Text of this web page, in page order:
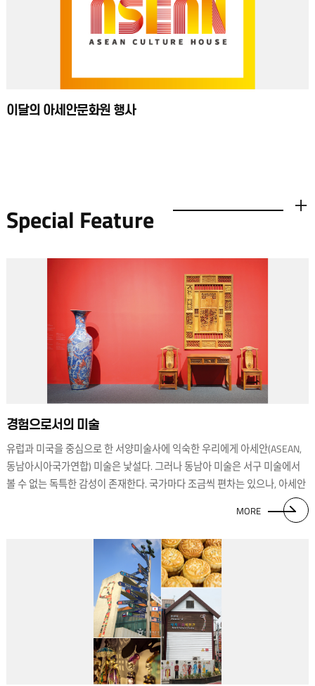
접속하면 아세안과 한국의 감성이 어우러진 음악회를 감상할 수 있다. 모든
공연은 공개된 날로부터 2년간 계속된다.
이달의 아세안문화원 행사​​​
Special Feature
경험으로서의 미술
유럽과 미국을 중심으로 한 서양미술사에 익숙한 우리에게 아세안(ASEAN,
동남아시아국가연합) 미술은 낯설다. 그러나 동남아 미술은 서구 미술에서
볼 수 없는 독특한 감성이 존재한다. 국가마다 조금씩 편차는 있으나, 아세안
특유의 정체성이 녹아 있는 것도 사실이다. 동남아시아 미술의 텃밭은 불교
미술과 힌두교 미술이다. 기원 초부터 인도 문화권에 포함되면서 미술 역시
자연스럽게 그 일부가 될 수밖에 없었다. 근대에는 혼종 문화로 대변된다.
토착 문화에 영국, 미국, 포르투갈, 에스파냐, 네덜란드 등에 의한 서구 식민
통치의 문화가 섞이면서 그들만의 특별한 예술 세계가 만들어졌다. 동남아
현대미술은 이러한 지리적·역사적 배경을 토대로 한다. 그리고 그 내부엔
식민과 내전의 아픔, 불안한 정치·사회 현실 속 민주화에 대한 신념과 저항,
경제적 자립 의지 등이 모두 결합된 ‘경험으로서의 미술’이 들어 있다.
대표적인 나라는 인도네시아와 베트남, 태국, 말레이시아 등이다. 실제 이들
미술은 경매와 비엔날레, 미술관과 갤러리 등에서 고른 주목을 받고 있으며
미술 전문가 및 컬렉터들의 관심을 사로잡고 있다. 실제 이들 미술은 경매와
MORE
더보기